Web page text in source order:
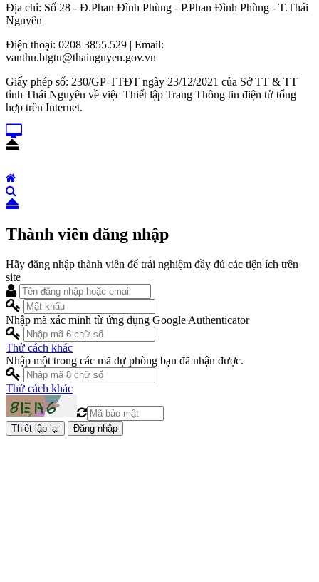
Địa chỉ: Số 28 - Đ.Phan Đình Phùng - P.Phan Đình Phùng - T.Thái
Nguyên
Điện thoại: 0208 3855.529 | Email:
vanthu.btgtu@thainguyen.gov.vn
Giấy phép số: 230/GP-TTĐT ngày 23/12/2021 của Sở TT & TT
tỉnh Thái Nguyên về việc Thiết lập Trang Thông tin điện tử tổng
hợp trên Internet.
Thành viên đăng nhập
Hãy đăng nhập thành viên để trải nghiệm đầy đủ các tiện ích trên
site
Nhập mã xác minh từ ứng dụng Google Authenticator
Thử cách khác
Nhập một trong các mã dự phòng bạn đã nhận được.
Thử cách khác
Đăng nhập